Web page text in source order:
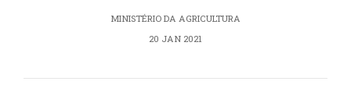
MINISTÉRIO DA AGRICULTURA
20 JAN 2021